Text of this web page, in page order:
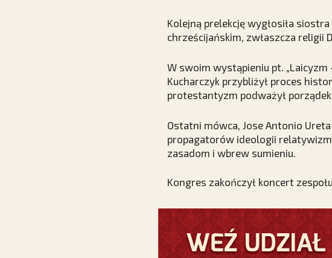
Kolejną prelekcję wygłosiła
chrześcijańskim, zwłaszcza religii
W swoim wystąpieniu pt. „Laicyzm
Kucharczyk przybliżył proces
protestantyzm podważył
Ostatni mówca, Jose Antonio
propagatorów ideologii
zasadom i wbrew sumieniu.
Kongres zakończył koncert